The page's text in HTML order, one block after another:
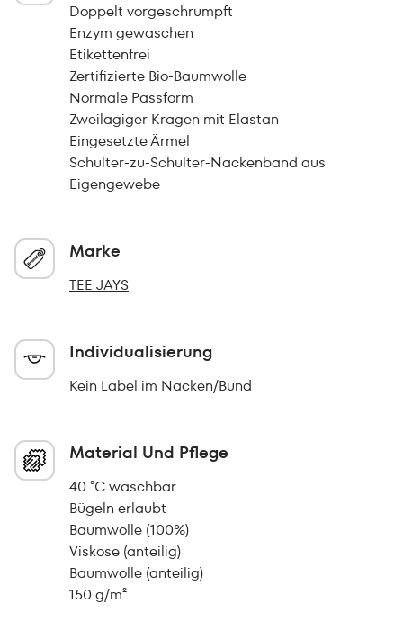
Doppelt vorgeschrumpft
Enzym gewaschen
Etikettenfrei
Zertifizierte Bio-Baumwolle
Normale Passform
Zweilagiger Kragen mit Elastan
Eingesetzte Ärmel
Schulter-zu-Schulter-Nackenband aus
Eigengewebe
Marke
TEE JAYS
Individualisierung
Kein Label im Nacken/Bund
Material Und Pflege
40 °C waschbar
Bügeln erlaubt
Baumwolle (100%)
Viskose (anteilig)
Baumwolle (anteilig)
150 g/m²